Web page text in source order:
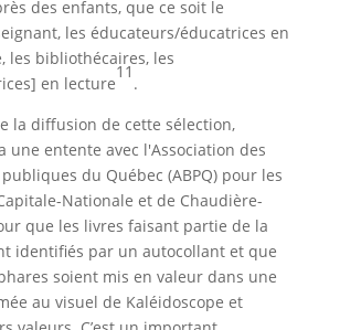
des enfants, que ce soit le
les éducateurs/éducatrices en
les bibliothécaires, les
en lecture
11
.
la diffusion de cette sélection,
une entente avec l'Association des
du Québec (ABPQ) pour les
Nationale et de Chaudière-
que les livres faisant partie de la
identifiés par un autocollant et que
soient mis en valeur dans une
au visuel de Kaléidoscope et